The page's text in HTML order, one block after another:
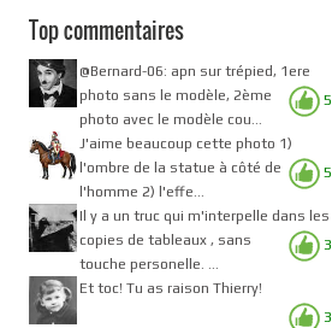
Top commentaires
5
@Bernard-06: apn sur trépied, 1ere
photo sans le modèle, 2ème
photo avec le modèle cou...
5
J'aime beaucoup cette photo 1)
l'ombre de la statue à côté de
l'homme 2) l'effe...
3
Il y a un truc qui m'interpelle dans les
copies de tableaux , sans
touche personelle. ...
3
Et toc! Tu as raison Thierry!